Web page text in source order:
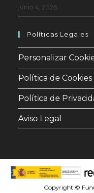
junio 4, 2026
Políticas Legales
Personalizar
Política de Cookies
Política de
Aviso Legal
Copyright ©